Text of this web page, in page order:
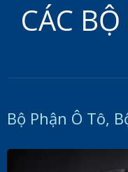
CÁC
Bộ Phận Ô Tô,